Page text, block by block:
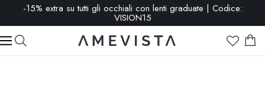
-15% extra su tutti gli occhiali con lenti graduate | Codice:
VISION15